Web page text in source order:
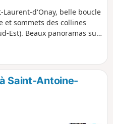
Laurent-d'Onay, belle boucle
et sommets des collines
Est). Beaux panoramas sur
Saint-Antoine-